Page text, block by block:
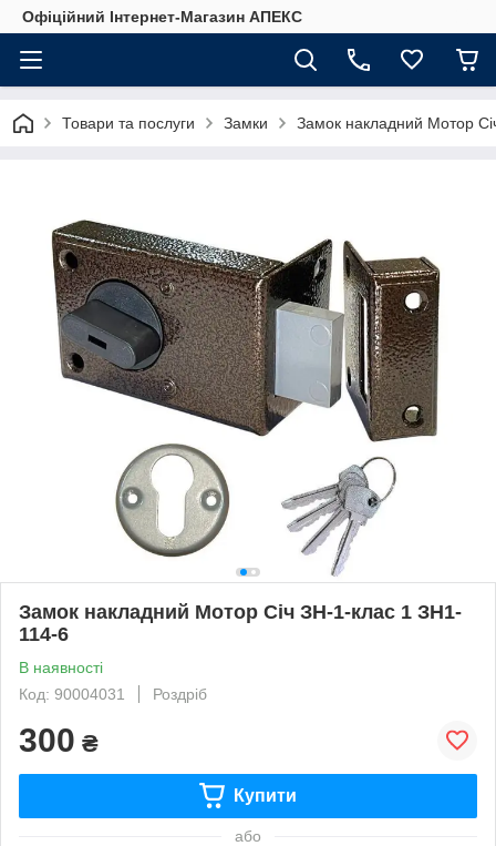
Офіційний Інтернет-Магазин АПЕКС
Товари та послуги Замки Замок накладний Мотор
Замок накладний Мотор Сiч ЗН-1-клас 1 ЗН1-
114-6
В наявності
Код: 90004031
Роздріб
300 ₴
Купити
або